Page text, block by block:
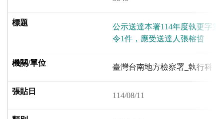
公示送達本署114年度執更字第
令1件，應受送達人張榕哲
臺灣台南地方檢察署_執行科
114/08/11